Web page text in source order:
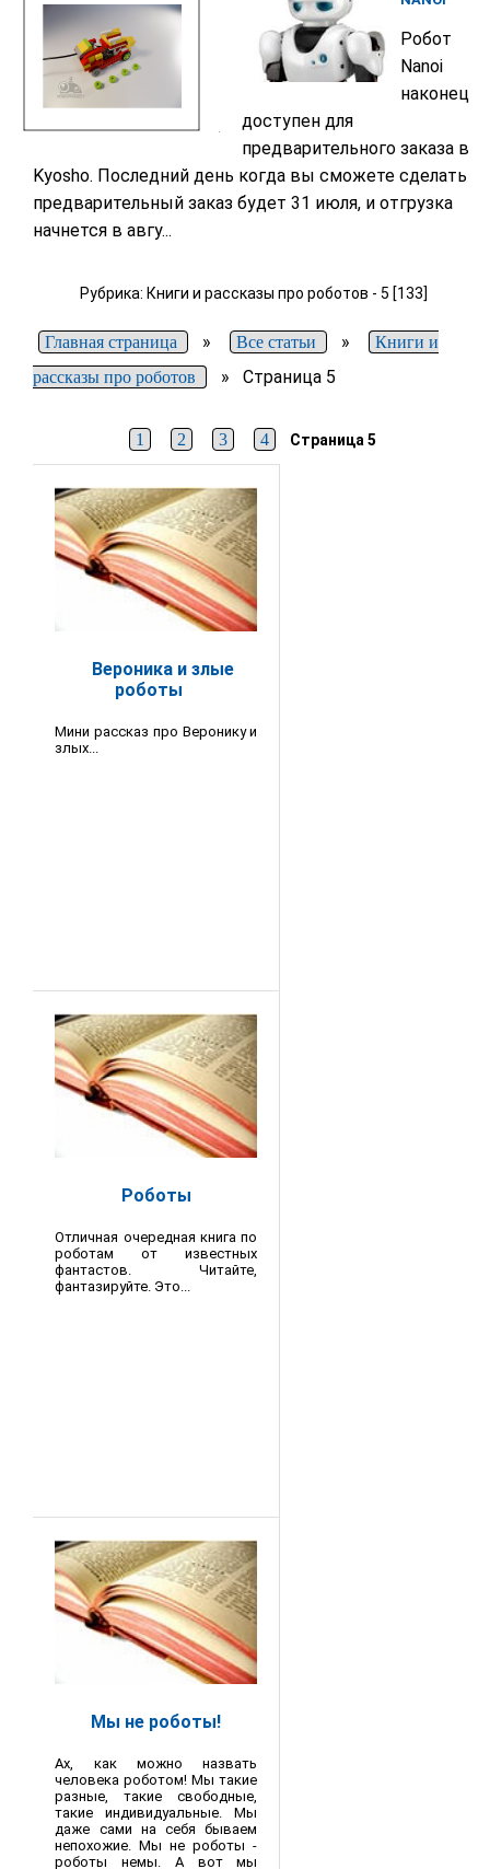
Робот
Nanoi
наконец
доступен для
предварительного заказа в
Kyosho. Последний день когда вы сможете сделать
предварительный заказ будет 31 июля, и отгрузка
начнется в авгу...
Рубрика: Книги и рассказы про роботов - 5 [133]
Главная страница » Все статьи »
Книги и
рассказы про роботов
»Страница 5
1 2 3 4 Страница 5
Вероника и злые
роботы
Мини рассказ про Веронику и
злых...
Роботы
Отличная очередная книга по
роботам от известных
фантастов. Читайте,
фантазируйте. Это...
Мы не роботы!
Ах, как можно назвать
человека роботом! Мы такие
разные, такие свободные,
такие индивидуальные. Мы
даже сами на себя бываем
непохожие. Мы не роботы -
роботы немы. А вот мы